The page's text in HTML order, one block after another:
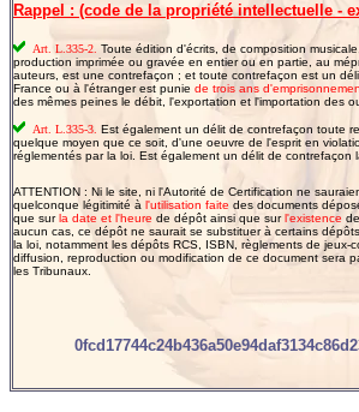
Rappel : (code de la propriété intellectuelle -
Art. L.335-2. Toute édition d'écrits, de composition
production imprimée ou gravée en entier ou en partie, au
auteurs, est une contrefaçon ; et toute contrefaçon est un
France ou à l'étranger est punie de trois ans
des mêmes peines le débit, l'exportation et l'importation des
Art. L.335-3. Est également un délit de contrefaçon toute
quelque moyen que ce soit, d'une oeuvre de l'esprit en
réglementés par la loi. Est également un délit de
ATTENTION : Ni le site, ni l'Autorité de Certification ne
quelconque légitimité à l'utilisation faite des documents
que surla date et l'heure de dépôt ainsi que surl'existence
aucun cas, ce dépôt ne saurait se substituer à certains
la loi, notamment les dépôts RCS, ISBN, règlements de jeux-
diffusion, reproduction ou modification de ce document sera
les Tribunaux.